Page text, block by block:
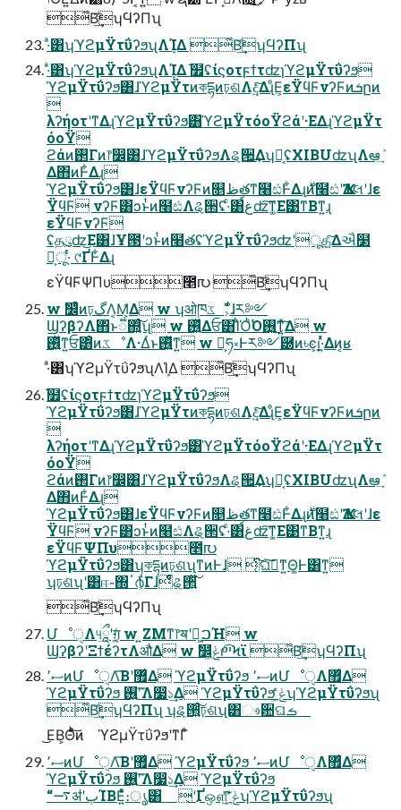
͋Β͢͡ʮϤʔΠʯ
·ͣ͸ʮϓϩμΫτΰʔϧʯΛܾΊΔ ͋Β͢͡ʮϤʔΠʯ
·ͣ͸ʮϓϩμΫτΰʔϧʯΛܾΊΔ ֬໿ʢίϛοτϝϯτʣɿϓϩμΫτΰʔϧ
ϓϩμΫτΰʔϧ͸ɺϓϩμΫτͷকདྷͷঢ়ଶΛද͍ͯ͠ΔɻͦΕ͕εΫϥϜνʔϜͷܭըͷ

λʔήοτʹͳΔɻϓϩμΫτΰʔϧ͸ϓϩμΫτόοΫϩάʹؚ·ΕΔɻϓϩμΫτ
όοΫ
ϩάͷ࢒Γͷ෦෼͸ɺϓϩμΫτΰʔϧΛୡ੒͢ΔʮԿ͔ʢXIBUʣʯΛఆٛ͢
Δ΋ͷͰ͋Δɻ
ϓϩμΫτΰʔϧ͸ɺεΫϥϜνʔϜͷ௕ظతͳ໨ඪͰ͋Δɻ࣍ͷ໨ඪʹҠΔલʹɺε
ΫϥϜ νʔϜ͸ͻͱͭͷ໨ඪΛୡ੒ʢ·ͨ͸์غʣ͠ͳ͚Ε͹ͳΒͳ͍ɻ
εΫϥϜνʔϜ
ʢதུʣ͜Ε͸ɺҰ౓ʹͻͱͭͷ໨తʢϓϩμΫτΰʔϧʣʹूத͍ͯ͠Δઐ໳
Ո͕ू·ͬͨ ୯ҐͰ͋Δɻ
εΫϥϜΨΠυ೥൛ ͋Β͢͡ʮϤʔΠʯ
w ࣗ෼ͨͪͷঢ়گΛ͔Μ͕͑Δ w ʮओཁػೳ͕ͩɺར༻
ϢʔβʔΛ΋ͬͱ૿΍͍ͨ͠ʯ w ࢖͍ͬͯΔਓ͸ΊͪΌͪ͘Ό࢖͍͜ͳ͍ͯ͠Δ w
࢖͍ͬͯͳ͍ਓ͸ͦͷػೳΛ·Δͬͱ࢖͍ͬͯͳ͍ w Կ͕ཧ༝Ͱར༻཰ͷ৳ͼ͕ࢭ·͍ͬͯΔͷ͔ʁ
·ͣ͸ʮϓϩμΫτΰʔϧʯΛܾΊΔ ͋Β͢͡ʮϤʔΠʯ
֬໿ʢίϛοτϝϯτʣɿϓϩμΫτΰʔϧ
ϓϩμΫτΰʔϧ͸ɺϓϩμΫτͷকདྷͷঢ়ଶΛද͍ͯ͠ΔɻͦΕ͕εΫϥϜνʔϜͷܭըͷ

λʔήοτʹͳΔɻϓϩμΫτΰʔϧ͸ϓϩμΫτόοΫϩάʹؚ·ΕΔɻϓϩμΫτ
όοΫ
ϩάͷ࢒Γͷ෦෼͸ɺϓϩμΫτΰʔϧΛୡ੒͢ΔʮԿ͔ʢXIBUʣʯΛఆٛ͢
Δ΋ͷͰ͋Δɻ
ϓϩμΫτΰʔϧ͸ɺεΫϥϜνʔϜͷ௕ظతͳ໨ඪͰ͋Δɻ࣍ͷ໨ඪʹҠΔલʹɺε
ΫϥϜ νʔϜ͸ͻͱͭͷ໨ඪΛୡ੒ʢ·ͨ͸์غʣ͠ͳ͚Ε͹ͳΒͳ͍ɻ
εΫϥϜΨΠυ೥൛
ϓϩμΫτΰʔϧ͸ʮকདྷͷঢ়ଶʯͳͷͰɺ ͔ͭ͠ଘࡏ͠ͳ͍Θ͚Ͱ͸ͳ͍
ʮঢ়ଶʯʹ͸ஈ֊΍ॱ൪͕͋Γɺͭͣͭୡ੒͍ͯ͘͠
͋Β͢͡ʮϤʔΠʯ
ՄೳੑΛ୳ཱྀ͢ʹग़͔͚ͨ w ͍ΖΜͳ෦ॺʹฉ͖ࠐΉ w
ϢʔβʔʹΞϯέʔτΛऔΔ w ࣗ෼͕ݟ͖ͯͨɾײͨ͡Ϟϊ ͋Β͢͡ʮϤʔΠʯ
ސ٬ͷՄೳੑΛ͞Βʹ޿͛Δ ϓϩμΫτΰʔϧ ސ٬ͷՄೳੑΛ޿͛Δ
ϓϩμΫτΰʔϧ ࢖͍ʹ͘͞Λ෷১͢Δ ϓϩμΫτΰʔϧ ݟ͖͑ͯͨʮϓϩμΫτΰʔϧʯ
͜ΕΒ͕Θͨͨͪ͠ͷ ϓϩμΫτΰʔϧʹͳΓͦ͏
ސ٬ͷՄೳੑΛ͞Βʹ޿͛Δ ϓϩμΫτΰʔϧ ސ٬ͷՄೳੑΛ޿͛Δ
ϓϩμΫτΰʔϧ ࢖͍ʹ͘͞Λ෷১͢Δ ϓϩμΫτΰʔϧ
“࠷ॳʹٻΊΒΕ͍ͯͨ։ൃ͸ ͜͜ʹҐஔ͍ͯͦ͠͏ ݟ͖͑ͯͨʮϓϩμΫτΰʔϧʯ